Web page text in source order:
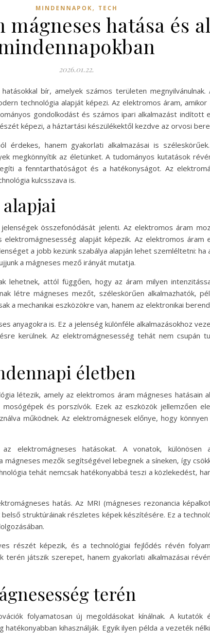
MINDENNAPOK, TECH
hatása és
2026.01.22.
bír, amelyek számos területen
technológia alapját képezi. Az elektromos áram,
gondolkodást és számos ipari alkalmazást indított
képezi, a háztartási készülékektől kezdve az orvosi
érdekes, hanem gyakorlati alkalmazásai is
megkönnyítik az életünket. A tudományos kutatások
a fenntarthatóságot és a hatékonyságot. Az
kulcsszava is.
összefonódását jelenti. Az elektromos áram
elektromágnesesség alapját képezik. Az elektromos
a jobb kezünk szabálya alapján lehet szemléltetni:
a mágneses mező irányát mutatja.
lehetnek, attól függően, hogy az áram milyen
létre mágneses mezőt, széleskörűen alkalmazhatók,
a mechanikai eszközökre van, hanem az elektronikai
anyagokra is. Ez a jelenség különféle alkalmazásokhoz
kerülnek. Az elektromágnesesség tehát nem csupán
életben
létezik, amely az elektromos áram mágneses hatásain
és porszívók. Ezek az eszközök jellemzően
működnek. Az elektromágnesek előnye, hogy
elektromágneses hatásokat. A vonatok, különösen
mágneses mezők segítségével lebegnek a síneken, így
tehát nemcsak hatékonyabbá teszi a közlekedést,
hatás. Az MRI (mágneses rezonancia
struktúráinak részletes képek készítésére. Ez a
részét képezik, és a technológiai fejlődés révén
terén játszik szerepet, hanem gyakorlati alkalmazásai
terén
folyamatosan új megoldásokat kínálnak. A kutatók
kihasználják. Egyik ilyen példa a vezeték